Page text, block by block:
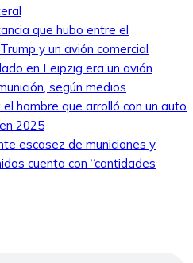
que hubo entre el
y un avión comercial
en Leipzig era un avión
según medios
hombre que arrolló con un auto
2025
escasez de municiones y
cuenta con “cantidades